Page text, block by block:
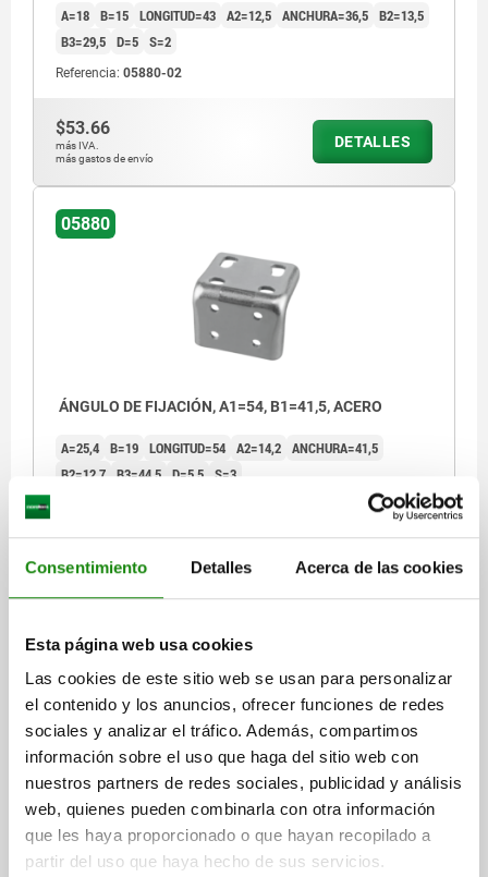
Consentimiento Detalles Acerca de las cookies
Esta página web usa cookies
Las cookies de este sitio web se usan para personalizar
el contenido y los anuncios, ofrecer funciones de redes
sociales y analizar el tráfico. Además, compartimos
información sobre el uso que haga del sitio web con
nuestros partners de redes sociales, publicidad y análisis
web, quienes pueden combinarla con otra información
que les haya proporcionado o que hayan recopilado a
partir del uso que haya hecho de sus servicios.
1) Fijar el dispositivo de sujeción en esta
A=18 B=15 LONGITUD=43 A2=12,5 ANCHURA=36,5 B2=13,5
B3=29,5 D=5 S=2
Referencia: 05880-02
$53.66
más IVA.
más gastos de envío
DETALLES
05880
ÁNGULO DE FIJACIÓN, A1=54, B1=41,5, ACERO
A=25,4 B=19 LONGITUD=54 A2=14,2 ANCHURA=41,5
B2=12,7 B3=44,5 D=5,5 S=3
$66.52
más IVA.
DETALLES
05880
ÁNGULO DE FIJACIÓN, A1=76, B1=62, ACERO